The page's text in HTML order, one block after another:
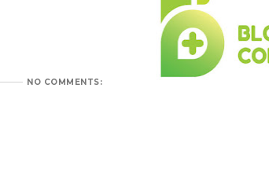
NO COMMENTS: